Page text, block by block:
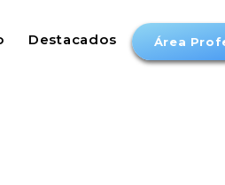
Destacados Área